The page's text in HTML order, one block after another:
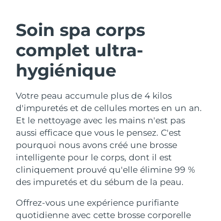
Soin spa corps
complet ultra-
hygiénique
Votre peau accumule plus de 4 kilos
d'impuretés et de cellules mortes en un an.
Et le nettoyage avec les mains n'est pas
aussi efficace que vous le pensez. C'est
pourquoi nous avons créé une brosse
intelligente pour le corps, dont il est
cliniquement prouvé qu'elle élimine 99 %
des impuretés et du sébum de la peau.
Offrez-vous une expérience purifiante
quotidienne avec cette brosse corporelle
Nettoyage du visage
LUNA™ 4 coffret
LUNA™ 4 Plus
Massage, LED heating
LUNA™ 4 Men
For men, anti-aging massage
Lifting
BEAR™ 2 coffret
BEAR™ 2 go
Microcurrent toning on-the-go
BEAR™ 2 eyes & lips
Microcurrent line smoothing device
Hydratation
UFO™ 3 coffret
Deep facial hydration
UFO™ 3 LED
device
Soin bucco-dentaire
issa™ 4
Hybrid silicone sonic toothbrush
issa™ 4 plus
Smart hybrid silicone sonic toothbrush
FAQ™ TRAITEMENT ANTI-ÂGE
Anti-âge Traitements LED
NEW
Bahreïn Livraison estimée
Belgique
Bosnie-Herzégovine Livraison estimée8/13/26
Brunei Livraison estimée
Bulgarie Livraison estimée
Canada Livraison estimée
Chili Livraison estimée